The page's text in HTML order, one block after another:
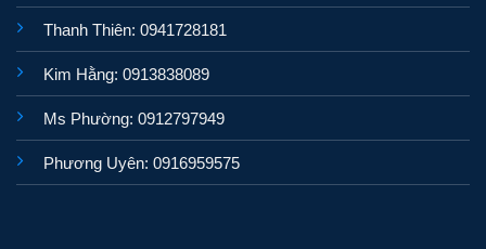
Thanh Thiên: 0941728181
Kim Hằng: 0913838089
Ms Phường: 0912797949
Phương Uyên: 0916959575